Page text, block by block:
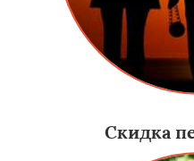
Скидка